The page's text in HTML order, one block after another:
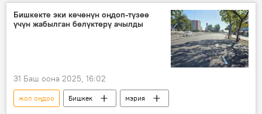
Бишкекте эки көчөнүн оңдоп-түзөө
үчүн жабылган бөлүктөрү ачылды
31 Баш оона 2025, 16:02
жол оңдоо Бишкек мэрия